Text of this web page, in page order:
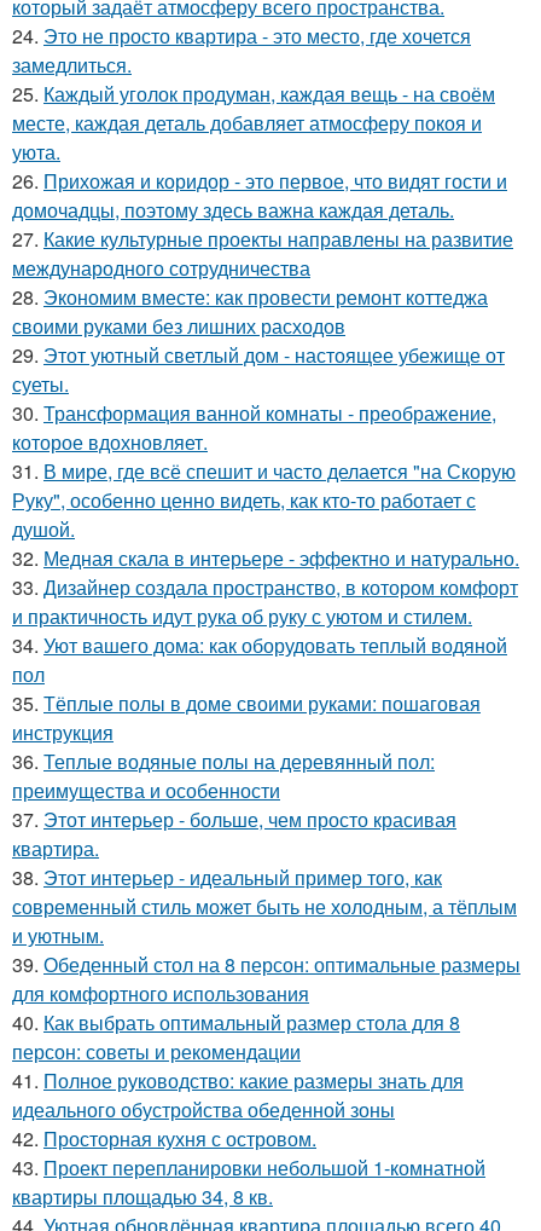
который задаёт атмосферу всего пространства.
24. Это не просто квартира - это место, где хочется
замедлиться.
25. Каждый уголок продуман, каждая вещь - на своём
месте, каждая деталь добавляет атмосферу покоя и
уюта.
26. Прихожая и коридор - это первое, что видят гости и
домочадцы, поэтому здесь важна каждая деталь.
27. Какие культурные проекты направлены на развитие
международного сотрудничества
28. Экономим вместе: как провести ремонт коттеджа
своими руками без лишних расходов
29. Этот уютный светлый дом - настоящее убежище от
суеты.
30. Трансформация ванной комнаты - преображение,
которое вдохновляет.
31. В мире, где всё спешит и часто делается "на Скорую
Руку", особенно ценно видеть, как кто-то работает с
душой.
32. Медная скала в интерьере - эффектно и натурально.
33. Дизайнер создала пространство, в котором комфорт
и практичность идут рука об руку с уютом и стилем.
34. Уют вашего дома: как оборудовать теплый водяной
пол
35. Тёплые полы в доме своими руками: пошаговая
инструкция
36. Теплые водяные полы на деревянный пол:
преимущества и особенности
37. Этот интерьер - больше, чем просто красивая
квартира.
38. Этот интерьер - идеальный пример того, как
современный стиль может быть не холодным, а тёплым
и уютным.
39. Обеденный стол на 8 персон: оптимальные размеры
для комфортного использования
40. Как выбрать оптимальный размер стола для 8
персон: советы и рекомендации
41. Полное руководство: какие размеры знать для
идеального обустройства обеденной зоны
42. Просторная кухня с островом.
43. Проект перепланировки небольшой 1-комнатной
квартиры площадью 34, 8 кв.
44. Уютная обновлённая квартира площадью всего 40